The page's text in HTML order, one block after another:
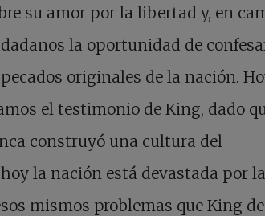
su amor por la libertad y, en
la oportunidad de
originales de la nación.
el testimonio de King, dado
construyó una cultura del
la nación está devastada por
mismos problemas que King